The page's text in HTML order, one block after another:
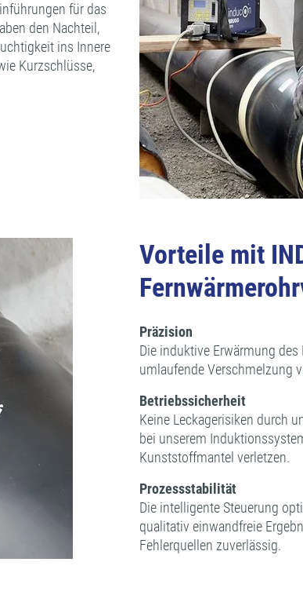
für das
den Nachteil,
ins Innere
Kurzschlüsse,
Vorteile mit
Präzision
Die induktive Erwärmung
umlaufende Verschmelzung
Betriebssicherheit
Keine Leckagerisiken durch
bei unserem
Kunststoffmantel verletzen.
Prozessstabilität
Die intelligente Steuerung
qualitativ einwandfreie
Fehlerquellen zuverlässig.